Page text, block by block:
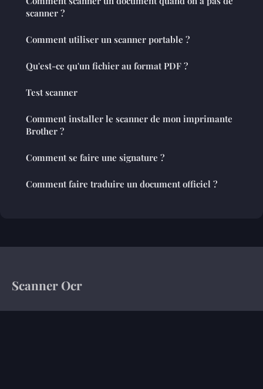
scanner ?
Comment utiliser un scanner portable ?
Qu'est-ce qu'un fichier au format PDF ?
Test scanner
Comment installer le scanner de mon imprimante
Brother ?
Comment se faire une signature ?
Comment faire traduire un document officiel ?
Scanner Ocr